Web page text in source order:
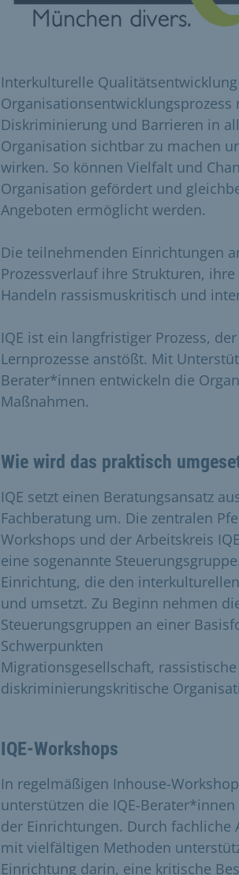
Interkulturelle Qualitätsentwicklung
Organisationsentwicklungsprozess
Diskriminierung und Barrieren in
Organisation sichtbar zu machen
wirken. So können Vielfalt und
Organisation gefördert und
Angeboten ermöglicht werden.
Die teilnehmenden Einrichtungen
Prozessverlauf ihre Strukturen,
Handeln rassismuskritisch und
IQE ist ein langfristiger Prozess,
Lernprozesse anstößt. Mit
Berater*innen entwickeln die
Maßnahmen.
Wie wird das praktisch
IQE setzt einen Beratungsansatz
Fachberatung um. Die zentralen
Workshops und der Arbeitskreis
eine sogenannte
Einrichtung, die den
und umsetzt. Zu Beginn nehmen
Steuerungsgruppen an einer
Schwerpunkten
Migrationsgesellschaft,
diskriminierungskritische
IQE-Workshops
In regelmäßigen Inhouse-
unterstützen die IQE-
der Einrichtungen. Durch fachliche
mit vielfältigen Methoden
Einrichtung darin, eine kritische